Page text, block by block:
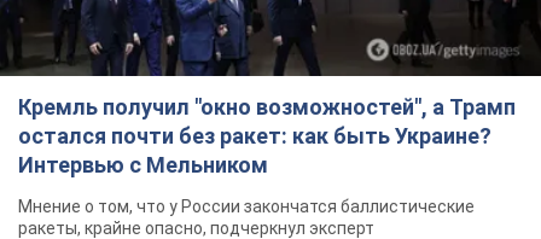
Кремль получил "окно возможностей", а Трамп
остался почти без ракет: как быть Украине?
Интервью с Мельником
Мнение о том, что у России закончатся баллистические
ракеты, крайне опасно, подчеркнул эксперт